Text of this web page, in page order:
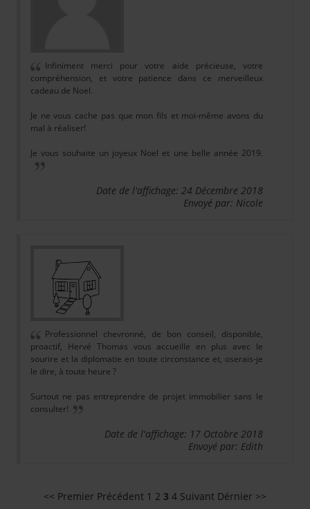
Infiniment merci pour votre aide précieuse, votre
compréhension, et votre patience dans ce merveilleux
cadeau de Noel.
Je ne vous cache pas que mon fils et moi-même avons du
mal à réaliser!
Je vous souhaite un joyeux Noel et une belle année 2019.
Date de l'affichage: 24 Décembre 2018
Envoyé par: Nicole
Professionnel chevronné, de bon conseil, disponible,
proactif, Hervé Thomas vous accueille en plus avec le
sourire et la diplomatie en toute circonstance et, oserais-je
le dire, à toute heure ?
Surtout ne pas entreprendre de projet immobilier sans le
consulter!
Date de l'affichage: 17 Octobre 2018
Envoyé par: Edith
<< Premier Précédent 1 2 3 4 Suivant Dérnier >>